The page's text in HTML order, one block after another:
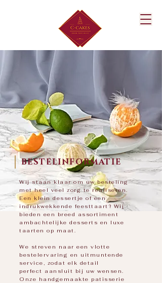
BESTELINFORMATIE
Wij staan klaar om uw besteling
met heel veel zorg te realiseren.
Een klein dessertje of een
indrukwekkende feesttaart? Wij
bieden een breed assortiment
ambachtelijke desserts en luxe
taarten op maat.
We streven naar een vlotte
bestelervaring en uitmuntende
service, zodat elk detail
perfect aansluit bij uw wensen.
Onze handgemaakte patisserie